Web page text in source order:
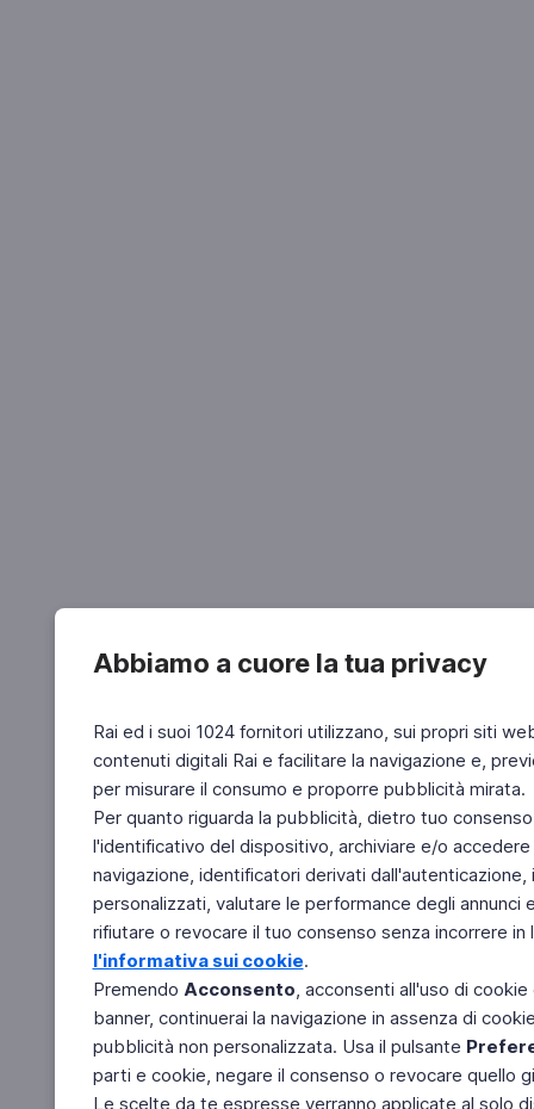
Abbiamo a cuore la tua privacy
Rai ed i suoi 1024 fornitori utilizzano, sui propri siti
contenuti digitali Rai e facilitare la navigazione e,
per misurare il consumo e proporre pubblicità mirata.
Per quanto riguarda la pubblicità, dietro tuo
l'identificativo del dispositivo, archiviare e/o
navigazione, identificatori derivati
personalizzati, valutare le performance degli
rifiutare o revocare il tuo consenso senza incorrere
l'informativa sui cookie.
Premendo Acconsento, acconsenti all'uso di
banner, continuerai la navigazione in assenza di
pubblicità non personalizzata. Usa il pulsante
parti e cookie, negare il consenso o revocare quello
Le scelte da te espresse verranno applicate al solo